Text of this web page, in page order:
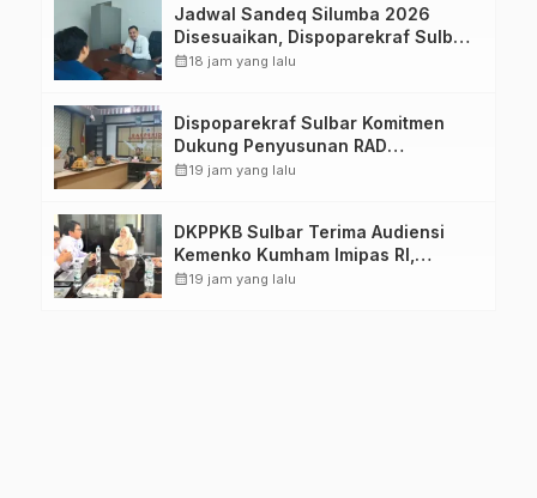
Jadwal Sandeq Silumba 2026
Disesuaikan, Dispoparekraf Sulbar
Pastikan Persiapan Tetap
calendar_month18 jam yang lalu
Dispoparekraf Sulbar Komitmen
Dukung Penyusunan RAD
TPB/SDGs Sulawesi Barat
calendar_month19 jam yang lalu
DKPPKB Sulbar Terima Audiensi
Kemenko Kumham Imipas RI,
Perkuat Pelayanan Kesehatan bagi
calendar_month19 jam yang lalu